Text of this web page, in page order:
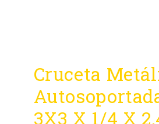
Cruceta
3X3 X 1/4 X